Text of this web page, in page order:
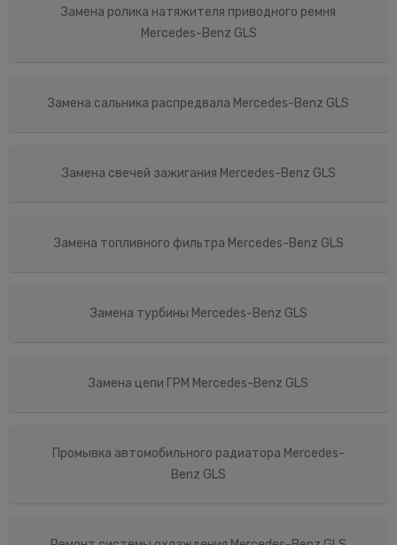
Замена ролика натяжителя приводного ремня
Mercedes-Benz GLS
Замена сальника распредвала Mercedes-Benz GLS
Замена свечей зажигания Mercedes-Benz GLS
Замена топливного фильтра Mercedes-Benz GLS
Замена турбины Mercedes-Benz GLS
Замена цепи ГРМ Mercedes-Benz GLS
Промывка автомобильного радиатора Mercedes-
Benz GLS